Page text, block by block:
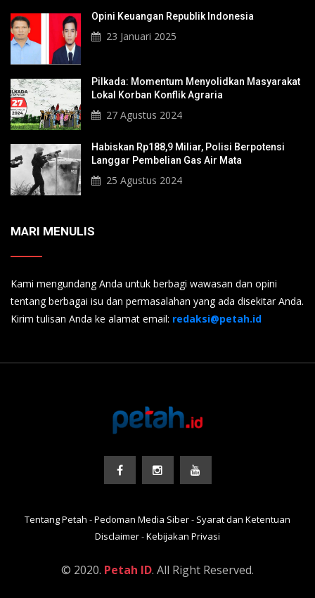
Opini Keuangan Republik Indonesia
23 Januari 2025
Pilkada: Momentum Menyolidkan Masyarakat
Lokal Korban Konflik Agraria
27 Agustus 2024
Habiskan Rp188,9 Miliar, Polisi Berpotensi
Langgar Pembelian Gas Air Mata
25 Agustus 2024
MARI MENULIS
Kami mengundang Anda untuk berbagi wawasan dan opini
tentang berbagai isu dan permasalahan yang ada disekitar Anda.
Kirim tulisan Anda ke alamat email: redaksi@petah.id
Tentang Petah -Pedoman Media Siber- Syarat dan Ketentuan
Disclaimer-Kebijakan Privasi
© 2020. Petah ID. All Right Reserved.